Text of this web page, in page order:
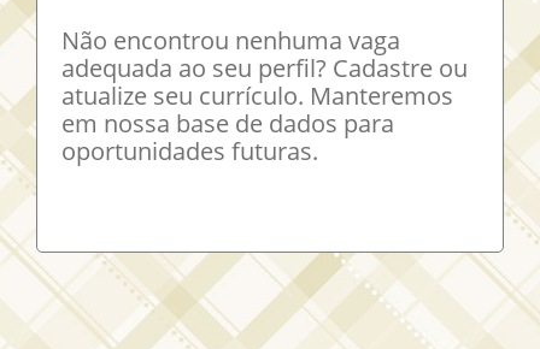
Não encontrou nenhuma vaga
adequada ao seu perfil? Cadastre ou
atualize seu currículo. Manteremos
em nossa base de dados para
oportunidades futuras.